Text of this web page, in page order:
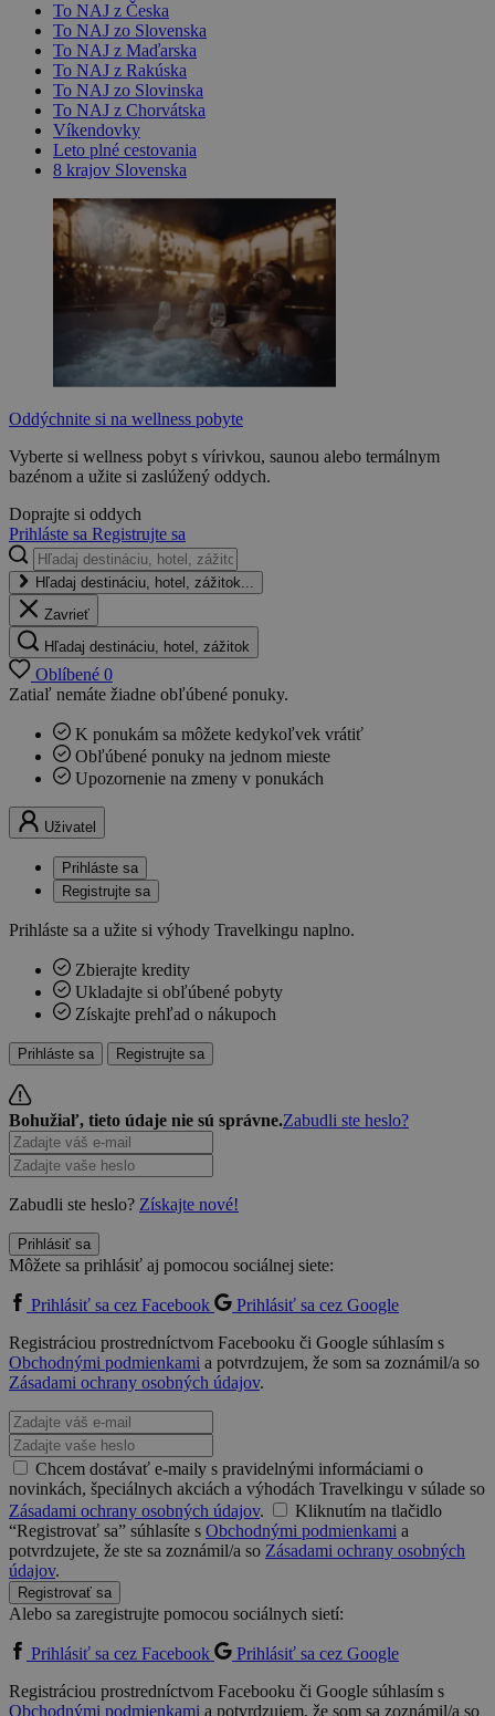
To NAJ z Česka
To NAJ zo Slovenska
To NAJ z Maďarska
To NAJ z Rakúska
To NAJ zo Slovinska
To NAJ z Chorvátska
Víkendovky
Leto plné cestovania
8 krajov Slovenska
Oddýchnite si na wellness pobyte
Vyberte si wellness pobyt s vírivkou, saunou alebo termálnym
bazénom a užite si zaslúžený oddych.
Doprajte si oddych
Prihláste sa Registrujte sa
Hľadaj destináciu, hotel, zážitok...
Zavrieť
Hľadaj destináciu, hotel, zážitok
Oblíbené 0
Zatiaľ nemáte žiadne obľúbené ponuky.
K ponukám sa môžete kedykoľvek vrátiť
Obľúbené ponuky na jednom mieste
Upozornenie na zmeny v ponukách
Uživatel
Prihláste sa
Registrujte sa
Prihláste sa a užite si výhody Travelkingu naplno.
Zbierajte kredity
Ukladajte si obľúbené pobyty
Získajte prehľad o nákupoch
Prihláste sa Registrujte sa
Bohužiaľ, tieto údaje nie sú správne.Zabudli ste heslo?
Zabudli ste heslo? Získajte nové!
Prihlásiť sa
Môžete sa prihlásiť aj pomocou sociálnej siete:
Prihlásiť sa cez Facebook
Prihlásiť sa cez Google
Registráciou prostredníctvom Facebooku či Google súhlasím s
Obchodnými podmienkami a potvrdzujem, že som sa zoznámil/a so
Zásadami ochrany osobných údajov.
Chcem dostávať e-maily s pravidelnými informáciami o
novinkách, špeciálnych akciách a výhodách Travelkingu v súlade so
Zásadami ochrany osobných údajov.
Kliknutím na tlačidlo
“Registrovať sa” súhlasíte s Obchodnými podmienkami a
potvrdzujete, že ste sa zoznámil/a so Zásadami ochrany osobných
údajov.
Registrovať sa
Alebo sa zaregistrujte pomocou sociálnych sietí:
Prihlásiť sa cez Facebook
Prihlásiť sa cez Google
Registráciou prostredníctvom Facebooku či Google súhlasím s
Obchodnými podmienkami a potvrdzujem, že som sa zoznámil/a so